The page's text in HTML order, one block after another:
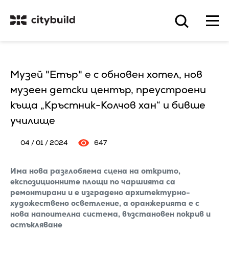
Музей "Етър" е с обновен хотел, нов
музеен детски център, преустроени
къща „Кръстник-Колчов хан“ и бивше
училище
04 / 01 / 2024 647
Има нова разглобяема сцена на открито,
експозиционните площи по чаршията са
ремонтирани и е изградено архитектурно-
художествено осветление, а оранжерията е с
нова напоителна система, възстановен покрив и
остъкляване